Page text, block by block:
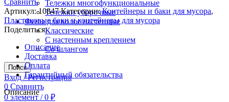
Тележки многофункциональные
Тележки уборочные
Фены для волос настенные
Классические
С настенным креплением
Со шлангом
Поиск
Вход / Регистрация
0 Сравнить
0элемент / 0 ₽
Артикул:10847Категории: Контейнеры и баки для мусора,
Пластиковые баки и контейнеры для мусора
Поделиться:
Описание
Доставка
Оплата
Гарантийный обязательства
Описание